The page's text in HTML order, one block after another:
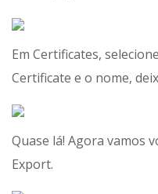
Em Certificates,
Certificate e o nome,
Quase lá! Agora vamos
Export.